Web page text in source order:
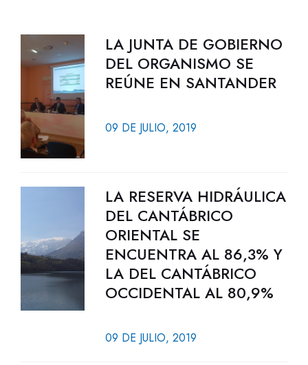
LA JUNTA DE GOBIERNO
DEL ORGANISMO SE
REÚNE EN SANTANDER
09 DE JULIO, 2019
LA RESERVA HIDRÁULICA
DEL CANTÁBRICO
ORIENTAL SE
ENCUENTRA AL 86,3% Y
LA DEL CANTÁBRICO
OCCIDENTAL AL 80,9%
09 DE JULIO, 2019